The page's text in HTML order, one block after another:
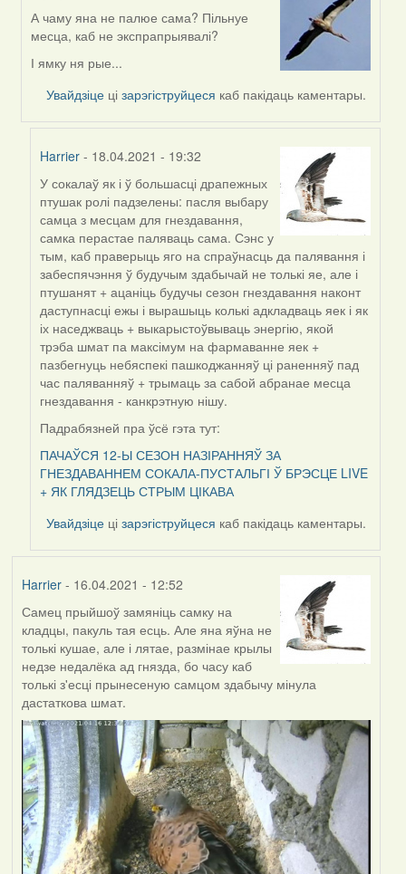
In
reply
to
Harrier
А чаму яна не палюе сама? Пільнуе
месца, каб не экспрапрыявалі?
І ямку ня рые...
Увайдзіце цізарэгіструйцеся каб пакідаць каментары.
Harrier - 18.04.2021 - 19:32
In
reply
to
by
Lighty
У сокалаў як і ў большасці драпежных
птушак ролі падзелены: пасля выбару
самца з месцам для гнездавання,
самка перастае паляваць сама. Сэнс у
тым, каб праверыць яго на спраўнасць да палявання і
забеспячэння ў будучым здабычай не толькі яе, але і
птушанят + ацаніць будучы сезон гнездавання наконт
даступнасці ежы і вырашыць колькі адкладваць яек і як
іх наседжваць + выкарыстоўвываць энергію, якой
трэба шмат па максімум на фармаванне яек +
пазбегнуць небяспекі пашкоджанняў ці раненняў пад
час паляванняў + трымаць за сабой абранае месца
гнездавання - канкрэтную нішу.
Падрабязней пра ўсё гэта тут:
ПАЧАЎСЯ 12-Ы СЕЗОН НАЗІРАННЯЎ ЗА
ГНЕЗДАВАННЕМ СОКАЛА-ПУСТАЛЬГІ Ў БРЭСЦЕ LIVE
+ ЯК ГЛЯДЗЕЦЬ СТРЫМ ЦІКАВА
Увайдзіце цізарэгіструйцеся каб пакідаць каментары.
Harrier- 16.04.2021 - 12:52
Самец прыйшоў замяніць самку на
кладцы, пакуль тая есць. Але яна яўна не
толькі кушае, але і лятае, размінае крылы
недзе недалёка ад гнязда, бо часу каб
толькі з'есці прынесеную самцом здабычу мінула
дастаткова шмат.